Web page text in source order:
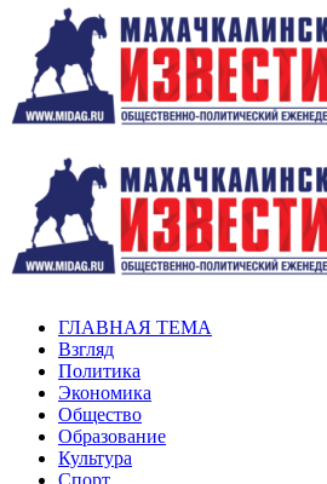
ГЛАВНАЯ ТЕМА
Взгляд
Политика
Экономика
Общество
Образование
Культура
Спорт